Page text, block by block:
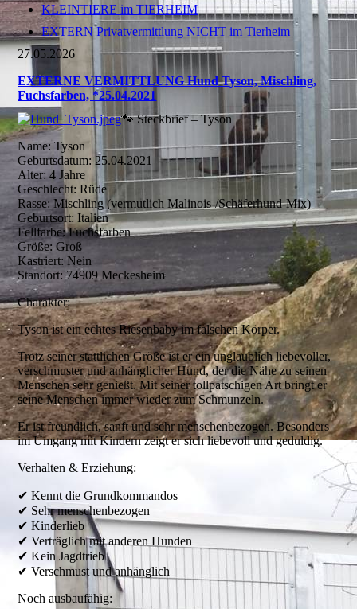
KLEINTIERE im TIERHEIM
EXTERN Privatvermittlung NICHT im Tierheim
27.05.2026
EXTERNE VERMITTLUNG Hund Tyson, Mischling,
Fuchsfarben, *25.04.2021
🐾 Steckbrief – Tyson
Name: Tyson
Geburtsdatum: 25.04.2021
Alter: 4 Jahre
Geschlecht: Rüde
Rasse: Mischling (vermutlich Malinois-/Schäferhund-Mix)
Geburtsort: Italien
Fellfarbe: Fuchsfarben
Größe: Groß
Kastriert: Nein
Standort: 74909 Meckesheim
Charakter:
Tyson ist ein echtes Riesenbaby im falschen Körper.
Trotz seiner stattlichen Größe ist er ein unglaublich liebevoller,
verschmuster und anhänglicher Hund, der die Nähe zu seinen
Menschen sehr genießt. Mit seiner tollpatschigen Art bringt er
seine Menschen immer wieder zum Schmunzeln.
Er ist freundlich, sanft und sehr menschenbezogen. Besonders
im Umgang mit Kindern zeigt er sich liebevoll und geduldig.
Verhalten & Erziehung:
✔ Kennt die Grundkommandos
✔ Sehr menschenbezogen
✔ Kinderlieb
✔ Verträglich mit anderen Hunden
✔ Kein Jagdtrieb
✔ Verschmust und anhänglich
Noch ausbaufähig: